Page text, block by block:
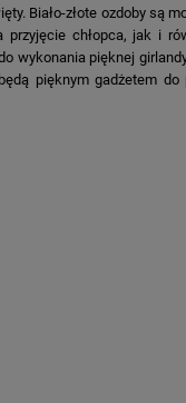
Biało-złote ozdoby są
chłopca, jak i
wykonania pięknej
pięknym gadżetem